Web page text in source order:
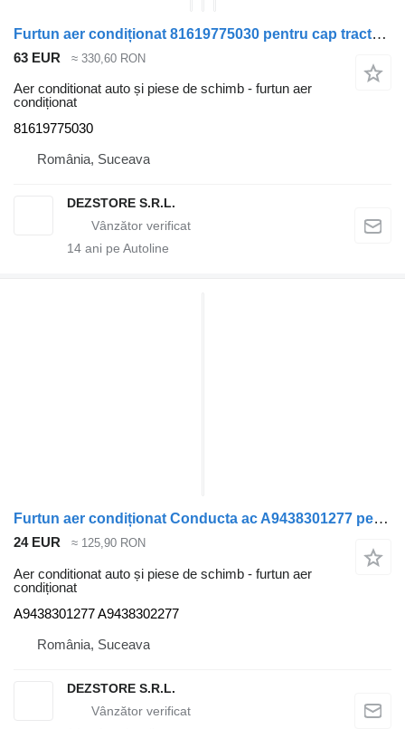
Furtun aer condiționat 81619775030 pentru cap tractor MAN TGX
63 EUR ≈ 330,60 RON
Aer conditionat auto și piese de schimb - furtun aer
condiționat
81619775030
România, Suceava
DEZSTORE S.R.L.
14 ani pe Autoline
Furtun aer condiționat Conducta ac A9438301277 pentru cap tractor Mercedes-Benz ACTROS MP3
24 EUR ≈ 125,90 RON
Aer conditionat auto și piese de schimb - furtun aer
condiționat
A9438301277 A9438302277
România, Suceava
DEZSTORE S.R.L.